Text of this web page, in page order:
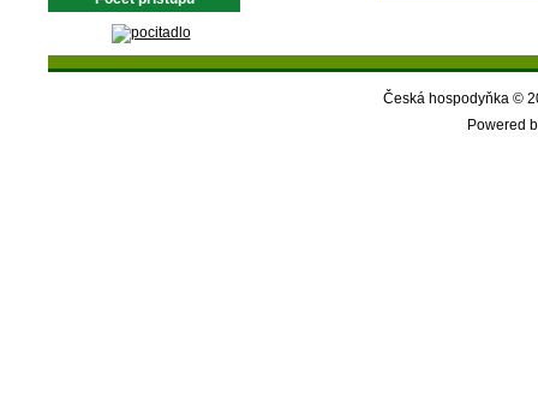
Česká hospodyňka ©
Powered